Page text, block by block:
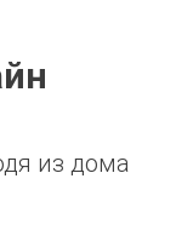
из дома